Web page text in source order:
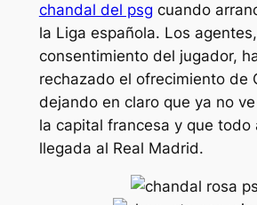
chandal del psg cuando
la Liga española. Los
consentimiento del jugador,
rechazado el ofrecimiento de
dejando en claro que ya no
la capital francesa y que todo
llegada al Real Madrid.